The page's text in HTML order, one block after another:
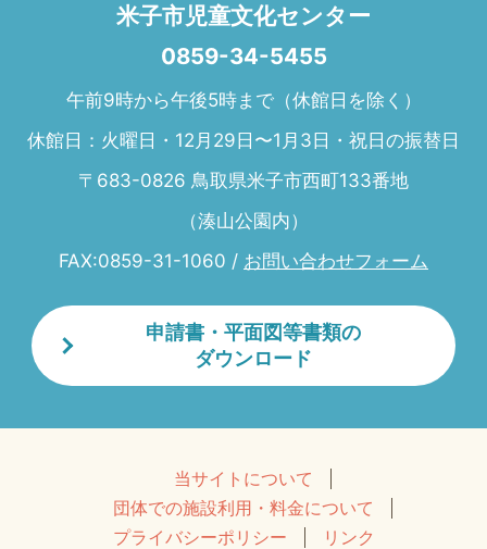
米子市児童文化センター
0859-34-5455
午前9時から午後5時まで（休館日を除く）
休館日：火曜日・12月29日〜1月3日・祝日の振替日
〒683-0826 鳥取県米子市西町133番地
（湊山公園内）
FAX:0859-31-1060 / お問い合わせフォーム
申請書・平面図等書類の
ダウンロード
当サイトについて
団体での施設利用・料金について
プライバシーポリシー
リンク